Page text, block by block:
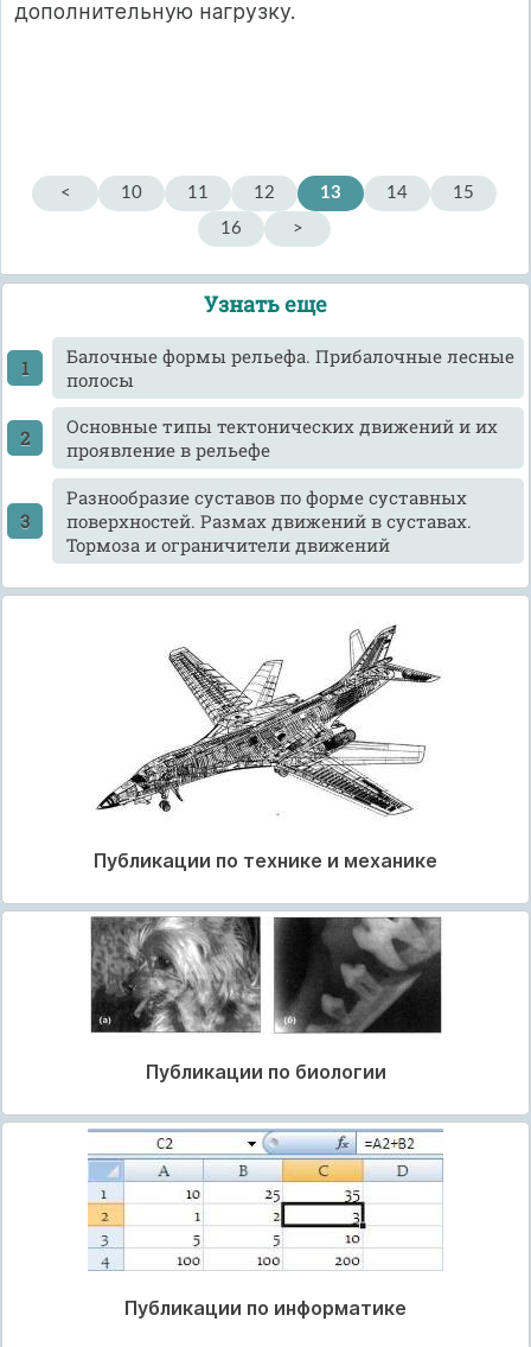
дополнительную нагрузку.
< 10 11 12 13 14
15
16
>
Узнать еще
Балочные формы рельефа. Прибалочные лесные
полосы
Основные типы тектонических движений и их
проявление в рельефе
Разнообразие суставов по форме суставных
поверхностей. Размах движений в суставах.
Тормоза и ограничители движений
Публикации по технике и механике
Публикации по биологии
Публикации по информатике